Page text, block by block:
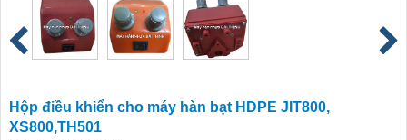
Hộp điều khiển cho máy hàn bạt HDPE JIT800,
XS800,TH501